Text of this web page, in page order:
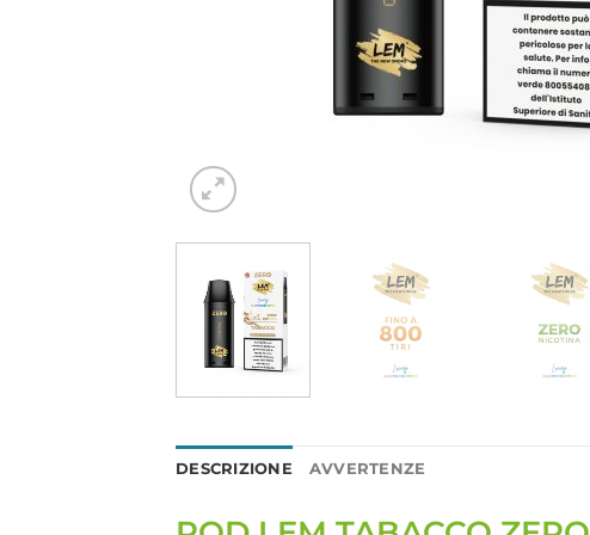
DESCRIZIONE AVVERTENZE